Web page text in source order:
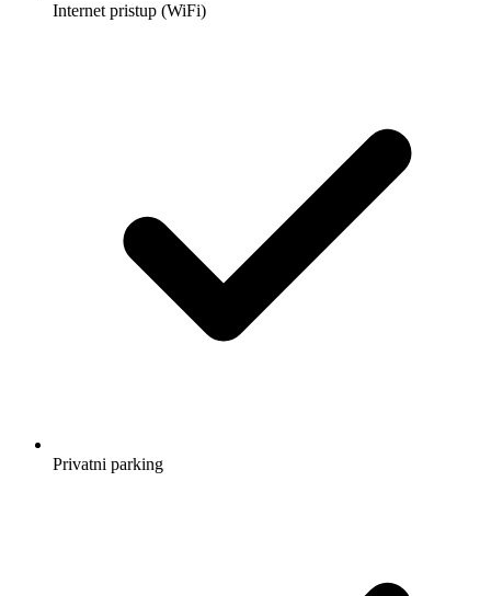
Internet pristup (WiFi)
Privatni parking